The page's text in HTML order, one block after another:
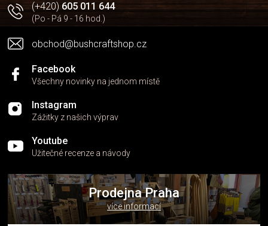
(+420)605 011 644
(Po - Pá 9 - 16 hod.)
obchod@bushcraftshop.cz
Facebook
Všechny novinky na jednom místě
Instagram
Zážitky z našich výprav
Youtube
Užitečné recenze a návody
Prodejna Praha
více informací